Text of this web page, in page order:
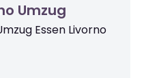
Umzug
Essen Livorno